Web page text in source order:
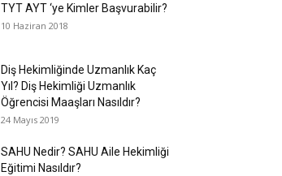
TYT AYT ‘ye Kimler Başvurabilir?
10 Haziran 2018
Diş Hekimliğinde Uzmanlık Kaç
Yıl? Diş Hekimliği Uzmanlık
Öğrencisi Maaşları Nasıldır?
24 Mayıs 2019
SAHU Nedir? SAHU Aile Hekimliği
Eğitimi Nasıldır?